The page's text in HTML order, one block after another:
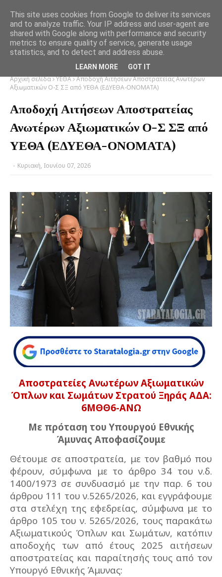
Αρχική σελίδα ΥΕΘΑ Αποδοχή Αιτήσεων Αποστρατείας Ανωτέρων
Αξιωματικών Ο-Σ ΣΞ από ΥΕΘΑ (ΕΔΥΕΘΑ-ΟΝΟΜΑΤΑ)
Αποδοχή Αιτήσεων Αποστρατείας
Ανωτέρων Αξιωματικών Ο-Σ ΣΞ από
ΥΕΘΑ (ΕΔΥΕΘΑ-ΟΝΟΜΑΤΑ)
- Κυριακή, Ιουνίου 07, 2026
Αποστρατείες Ανωτέρων Αξιωματικών
Όπλων και Σωμάτων Στρατού Ξηράς ΑΔΑ:
6ΜΘΘ6-ΑΝΩ
Με πρόταση του Υπουργού Εθνικής
Άμυνας Αποφασίζουμε
Θέτουμε σε αποστρατεία, με τον βαθμό που
φέρουν, σύμφωνα με το άρθρο 34 του ν.δ.
1400/1973 σε συνδυασμό με την παρ. 6 του
άρθρου 111 του ν.5265/2026, και εγγράφουμε
στα στελέχη της εφεδρείας, σύμφωνα με το
άρθρο 105 του ν. 5265/2026, τους παρακάτω
Αξιωματικούς Όπλων και Σωμάτων, κατόπιν
αποδοχής των από έτους 2025 αιτήσεων
αποστρατείας και παραίτησής τους από τον
Υπουργό Εθνικής Άμυνας:
This site uses cookies from Google to deliver its services
and to analyze traffic. Your IP address and user-agent are
shared with Google along with performance and security
metrics to ensure quality of service, generate usage
statistics, and to detect and address abuse.
LEARN MORE GOT IT